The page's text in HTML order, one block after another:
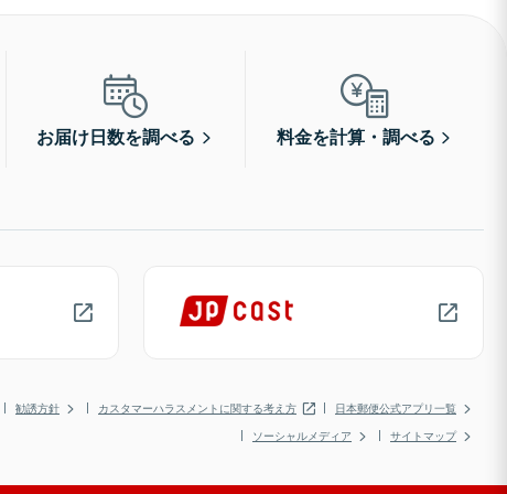
お届け日数を調べる 料金を計算・調べる
勧誘方針 カスタマーハラスメントに関する考え方
日本郵便公式アプリ一覧
ソーシャルメディア
サイトマップ